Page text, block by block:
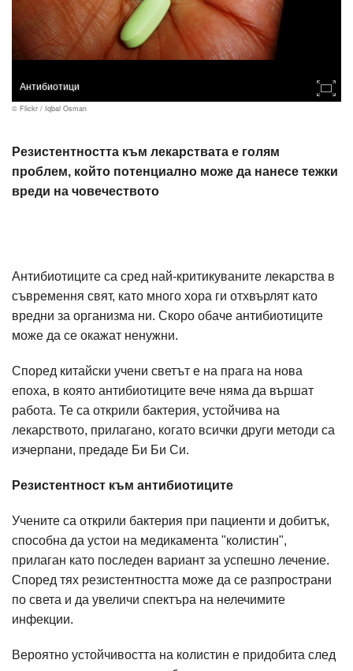
Антибиотици
© Flickr / Iqbal Osman
Резистентността към лекарствата е голям
проблем, който потенциално може да нанесе тежки
вреди на човечеството
Антибиотиците са сред най-критикуваните лекарства в
съвремення свят, като много хора ги отхвърлят като
вредни за организма ни. Скоро обаче антибиотиците
може да се окажат ненужни.
Според китайски учени светът е на прага на нова
епоха, в която антибиотиците вече няма да вършат
работа. Те са открили бактерия, устойчива на
лекарствoто, прилагано, когато всички други методи са
изчерпани, предаде Би Би Си.
Резистентност към антибиотиците
Учените са открили бактерия при пациенти и добитък,
способна да устои на медикамента "колистин",
прилаган като последен вариант за успешно лечение.
Според тях резистентността може да се разпространи
по света и да увеличи спектъра на нелечимите
инфекции.
Вероятно устойчивостта на колистин е придобита след